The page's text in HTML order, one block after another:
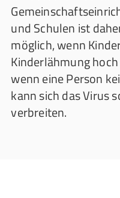
und Schulen ist
möglich, wenn
Kinderlähmung
wenn eine Person
kann sich das Virus
verbreiten.